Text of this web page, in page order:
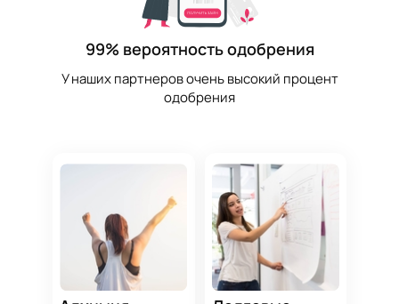
99% вероятность одобрения
У наших партнеров очень высокий процент
одобрения